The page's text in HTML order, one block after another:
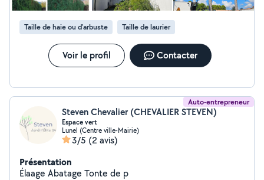
Taille de haie ou d'arbuste Taille de laurier
Voir le profil Contacter
Auto-entrepreneur
Steven Chevalier (CHEVALIER STEVEN)
Espace vert
Lunel (Centre ville-Mairie)
3/5 (2 avis)
Présentation
Élaage Abatage Tonte de p